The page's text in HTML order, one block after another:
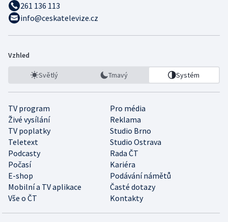
261 136 113
info@ceskatelevize.cz
Vzhled
Světlý Tmavý Systém
TV program
Pro média
Živé vysílání
Reklama
TV poplatky
Studio Brno
Teletext
Studio Ostrava
Podcasty
Rada ČT
Počasí
Kariéra
E-shop
Podávání námětů
Mobilní a TV aplikace
Časté dotazy
Vše o ČT
Kontakty